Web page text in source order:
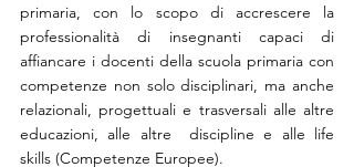
primaria, con lo scopo di accrescere la
professionalità di insegnanti capaci di
affiancare i docenti della scuola primaria con
competenze non solo disciplinari, ma anche
relazionali, progettuali e trasversali alle altre
educazioni, alle altre  discipline e alle life
skills (Competenze Europee).